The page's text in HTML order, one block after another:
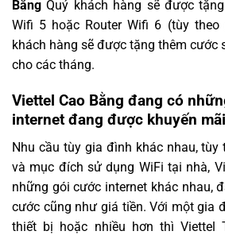
Bằng Quý khách hàng sẽ được
Wifi 5 hoặc Router Wifi 6 (tùy theo
khách hàng sẽ được tặng thêm cước
cho các tháng.
Viettel Cao Bằng đang có
internet đang được khuyến
Nhu cầu tùy gia đình khác nhau,
và mục đích sử dụng WiFi tại nhà,
những gói cước internet khác nhau,
cước cũng như giá tiền. Với một gia
thiết bị hoặc nhiều hơn thì Viettel